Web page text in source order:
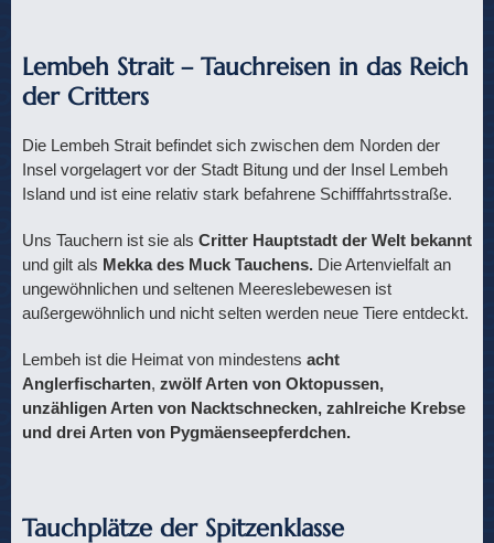
Lembeh Strait – Tauchreisen in das Reich
der Critters
Die Lembeh Strait befindet sich zwischen dem Norden der
Insel vorgelagert vor der Stadt Bitung und der Insel Lembeh
Island und ist eine relativ stark befahrene Schifffahrtsstraße.
Uns Tauchern ist sie als Critter Hauptstadt der Welt bekannt
und gilt als Mekka des Muck Tauchens. Die Artenvielfalt an
ungewöhnlichen und seltenen Meereslebewesen ist
außergewöhnlich und nicht selten werden neue Tiere entdeckt.
Lembeh ist die Heimat von mindestens acht
Anglerfischarten, zwölf Arten von Oktopussen,
unzähligen Arten von Nacktschnecken, zahlreiche Krebse
und drei Arten von Pygmäenseepferdchen.
Tauchplätze der Spitzenklasse